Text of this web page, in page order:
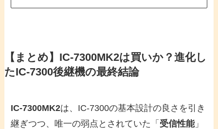
【まとめ】IC-7300MK2は買いか？進化し
たIC-7300後継機の最終結論
IC-7300MK2は、IC-7300の基本設計の良さを引き
継ぎつつ、唯一の弱点とされていた「 受信性能」